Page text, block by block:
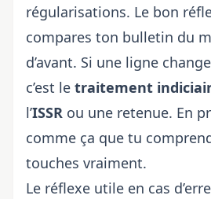
régularisations. Le bon
compares ton bulletin du
d’avant. Si une ligne
c’est le traitement
l’ISSR ou une retenue. En
comme ça que tu
touches vraiment.
Le réflexe utile en cas